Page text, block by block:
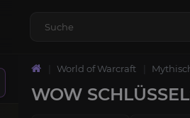
World of Warcraft
WOW